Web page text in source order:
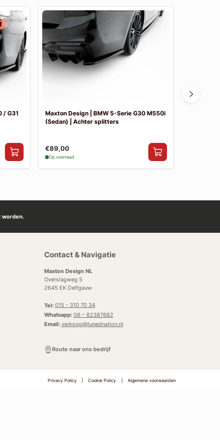
/ G31
Maxton Design | BMW 5-Serie G30 M550i
(Sedan) | Achter splitters
€89,00
Op voorraad
worden.
Contact & Navigatie
Maxton Design NL
Overslagweg 5
2645 EK Delfgauw
Tel: 015 - 310 70 34
Whatsapp: 06 – 82387682
Email: verkoop@tunednation.nl
Route naar ons bedrijf
Privacy Policy Cookie Policy Algemene voorwaarden